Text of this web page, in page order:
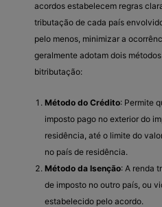
acordos estabelecem regras
tributação de cada país
pelo menos, minimizar a
geralmente adotam dois
bitributação:
Método do Crédito: Permite
imposto pago no exterior do
residência, até o limite do
no país de residência.
Método da Isenção: A renda
de imposto no outro país, ou
estabelecido pelo acordo.